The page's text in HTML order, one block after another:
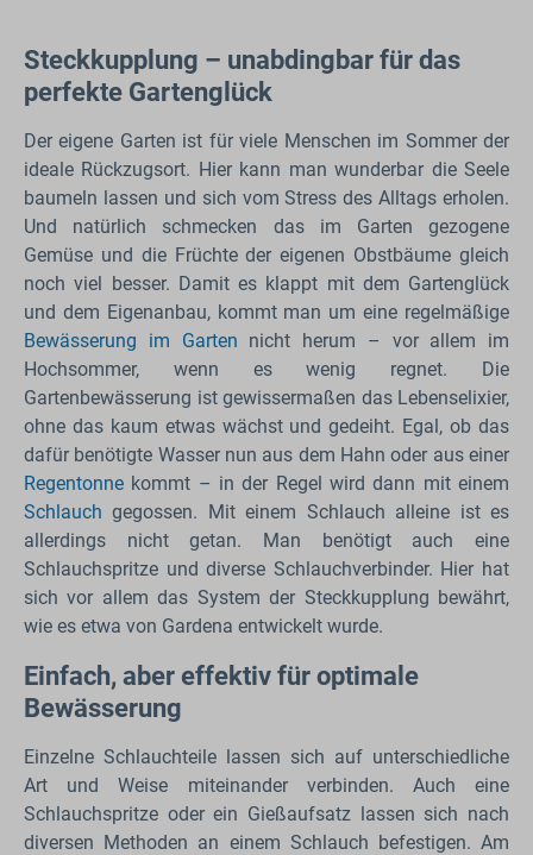
Steckkupplung – unabdingbar für das
perfekte Gartenglück
Der eigene Garten ist für viele Menschen im Sommer der
ideale Rückzugsort. Hier kann man wunderbar die Seele
baumeln lassen und sich vom Stress des Alltags erholen.
Und natürlich schmecken das im Garten gezogene
Gemüse und die Früchte der eigenen Obstbäume gleich
noch viel besser. Damit es klappt mit dem Gartenglück
und dem Eigenanbau, kommt man um eine regelmäßige
Bewässerung im Garten nicht herum – vor allem im
Hochsommer, wenn es wenig regnet. Die
Gartenbewässerung ist gewissermaßen das Lebenselixier,
ohne das kaum etwas wächst und gedeiht. Egal, ob das
dafür benötigte Wasser nun aus dem Hahn oder aus einer
Regentonne kommt – in der Regel wird dann mit einem
Schlauch gegossen. Mit einem Schlauch alleine ist es
allerdings nicht getan. Man benötigt auch eine
Schlauchspritze und diverse Schlauchverbinder. Hier hat
sich vor allem das System der Steckkupplung bewährt,
wie es etwa von Gardena entwickelt wurde.
Einfach, aber effektiv für optimale
Bewässerung
Einzelne Schlauchteile lassen sich auf unterschiedliche
Art und Weise miteinander verbinden. Auch eine
Schlauchspritze oder ein Gießaufsatz lassen sich nach
diversen Methoden an einem Schlauch befestigen. Am